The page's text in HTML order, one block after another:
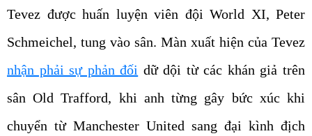
Tevez được huấn luyện viên đội World XI, Peter
Schmeichel, tung vào sân. Màn xuất hiện của Tevez
nhận phải sự phản đối dữ dội từ các khán giả trên
sân Old Trafford, khi anh từng gây bức xúc khi
chuyển từ Manchester United sang đại kình địch